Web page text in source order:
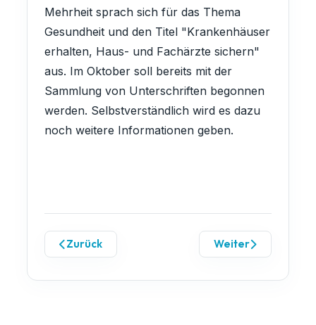
Mehrheit sprach sich für das Thema
Gesundheit und den Titel "Krankenhäuser
erhalten, Haus- und Fachärzte sichern"
aus. Im Oktober soll bereits mit der
Sammlung von Unterschriften begonnen
werden. Selbstverständlich wird es dazu
noch weitere Informationen geben.
Zurück Weiter